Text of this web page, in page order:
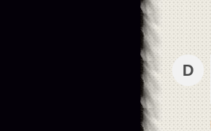
D